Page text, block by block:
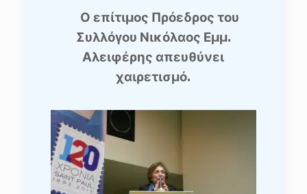
Ο επίτιμος Πρόεδρος του
Συλλόγου Νικόλαος Εμμ.
Αλειφέρης απευθύνει
χαιρετισμό.